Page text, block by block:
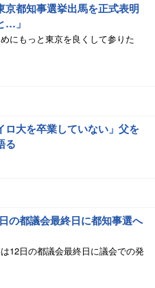
京都知事選挙出馬を正式表明
…」
にもっと東京を良くして参りた
ロ大を卒業していない」父を
る
の都議会最終日に都知事選へ
12日の都議会最終日に議会での発